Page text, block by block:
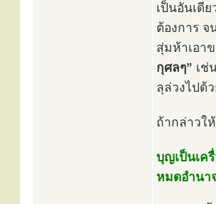
เป็นอันเดี
ต้องการ จ
สุ่มห้าเอา
กุศลๆ” เช่
ลุล่วงไปด้
ถ้ากล่าวใ
บุญเป็นเค
หมดอำนา